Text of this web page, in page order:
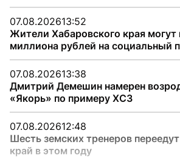
07.08.202613:52
Жители Хабаровского края могут
миллиона рублей на социальный
07.08.202613:38
Дмитрий Демешин намерен
«Якорь» по примеру ХСЗ
07.08.202612:48
Шесть земских тренеров
край в этом году